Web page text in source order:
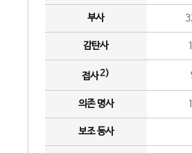
부사
감탄사
접사2)
의존 명사
보조 동사